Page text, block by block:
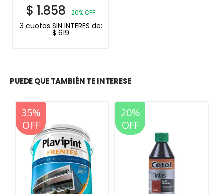
$ 1.858 20% OFF
3 cuotas SIN INTERES de:
$ 619
PUEDE QUE TAMBIÉN TE INTERESE
20%
OFF
35%
OFF
20%
OFF